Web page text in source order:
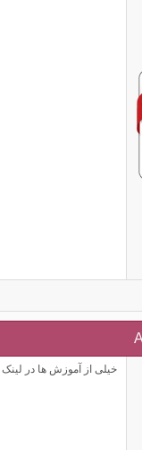
خیلی از آموزش ها در لینک